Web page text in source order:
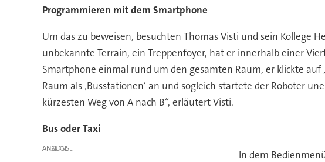
Programmieren mit dem Smartphone
Um das zu beweisen, besuchten Thomas Visti und sein Kollege
unbekannte Terrain, ein Treppenfoyer, hat er innerhalb einer
Smartphone einmal rund um den gesamten Raum, er klickte auf
Raum als ‚Busstationen‘ an und sogleich startete der Roboter
kürzesten Weg von A nach B“, erläutert Visti.
Bus oder Taxi
ANZEIGE
In dem